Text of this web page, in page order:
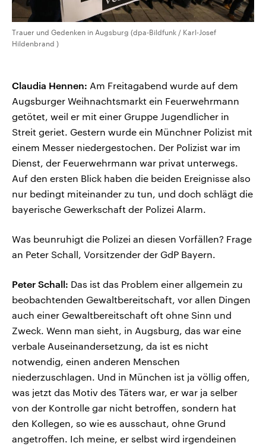
Trauer und Gedenken in Augsburg (dpa-Bildfunk / Karl-Josef
Hildenbrand )
Claudia Hennen: Am Freitagabend wurde auf dem
Augsburger Weihnachtsmarkt ein Feuerwehrmann
getötet, weil er mit einer Gruppe Jugendlicher in
Streit geriet. Gestern wurde ein Münchner Polizist mit
einem Messer niedergestochen. Der Polizist war im
Dienst, der Feuerwehrmann war privat unterwegs.
Auf den ersten Blick haben die beiden Ereignisse also
nur bedingt miteinander zu tun, und doch schlägt die
bayerische Gewerkschaft der Polizei Alarm.
Was beunruhigt die Polizei an diesen Vorfällen? Frage
an Peter Schall, Vorsitzender der GdP Bayern.
Peter Schall: Das ist das Problem einer allgemein zu
beobachtenden Gewaltbereitschaft, vor allen Dingen
auch einer Gewaltbereitschaft oft ohne Sinn und
Zweck. Wenn man sieht, in Augsburg, das war eine
verbale Auseinandersetzung, da ist es nicht
notwendig, einen anderen Menschen
niederzuschlagen. Und in München ist ja völlig offen,
was jetzt das Motiv des Täters war, er war ja selber
von der Kontrolle gar nicht betroffen, sondern hat
den Kollegen, so wie es ausschaut, ohne Grund
angetroffen. Ich meine, er selbst wird irgendeinen